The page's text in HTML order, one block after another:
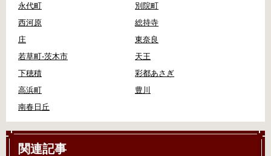
永代町
別院町
西河原
総持寺
庄
東奈良
若草町-茨木市
天王
下穂積
彩都あさぎ
高浜町
豊川
南春日丘
関連記事